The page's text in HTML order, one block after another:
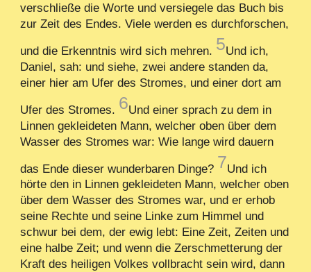
verschließe die Worte und versiegele das Buch bis
zur Zeit des Endes. Viele werden es durchforschen,
und die Erkenntnis wird sich mehren. 5Und ich,
Daniel, sah: und siehe, zwei andere standen da,
einer hier am Ufer des Stromes, und einer dort am
Ufer des Stromes. 6Und einer sprach zu dem in
Linnen gekleideten Mann, welcher oben über dem
Wasser des Stromes war: Wie lange wird dauern
das Ende dieser wunderbaren Dinge? 7Und ich
hörte den in Linnen gekleideten Mann, welcher oben
über dem Wasser des Stromes war, und er erhob
seine Rechte und seine Linke zum Himmel und
schwur bei dem, der ewig lebt: Eine Zeit, Zeiten und
eine halbe Zeit; und wenn die Zerschmetterung der
Kraft des heiligen Volkes vollbracht sein wird, dann